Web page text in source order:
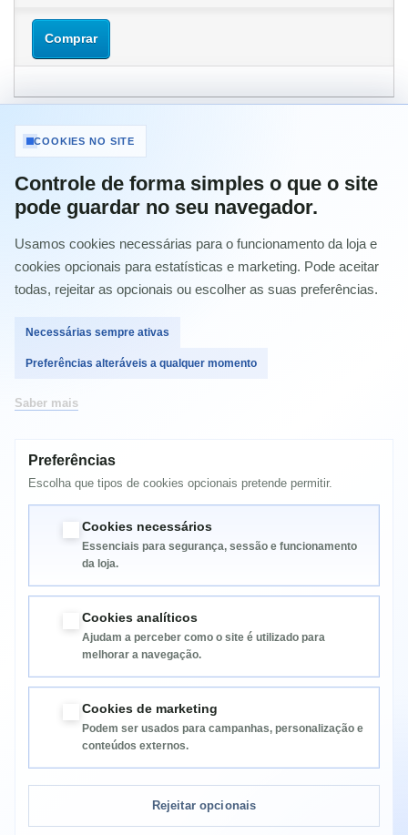
Comprar
MAIS INFORMAÇÃO
Samsung CLP620ND / 670ND / 670N / CLX6220FX /
Samsung CLP615
Samsung CLP620ND
Samsung CLP670N
Samsung CLP670ND
Samsung CLX6250
Samsung CLP-620ND
Samsung CLX-6250
Samsung CLX-6250FX
Informação
Categorias
Informação da Loja
COOKIES NO SITE
Controle de forma simples o que o site
pode guardar no seu navegador.
Usamos cookies necessárias para o funcionamento da loja e
cookies opcionais para estatísticas e marketing. Pode aceitar
todas, rejeitar as opcionais ou escolher as suas preferências.
Necessárias sempre ativas
Preferências alteráveis a qualquer momento
Saber mais
Preferências
Escolha que tipos de cookies opcionais pretende permitir.
Cookies necessários
Essenciais para segurança, sessão e funcionamento
da loja.
Cookies analíticos
Ajudam a perceber como o site é utilizado para
melhorar a navegação.
Cookies de marketing
Podem ser usados para campanhas, personalização e
conteúdos externos.
Rejeitar opcionais